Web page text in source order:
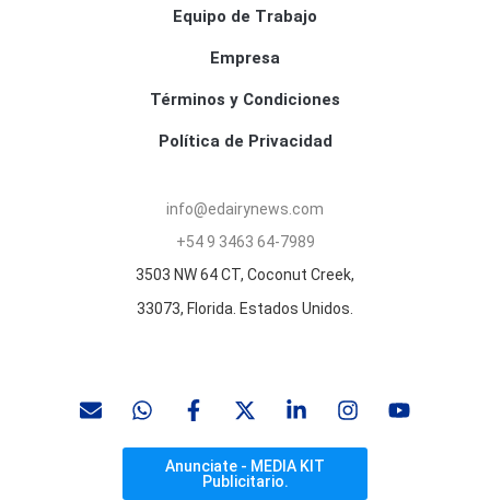
Equipo de Trabajo
Empresa
Términos y Condiciones
Política de Privacidad
info@edairynews.com
+54 9 3463 64-7989
3503 NW 64 CT, Coconut Creek,
33073, Florida. Estados Unidos.
Anunciate - MEDIA KIT
Publicitario.